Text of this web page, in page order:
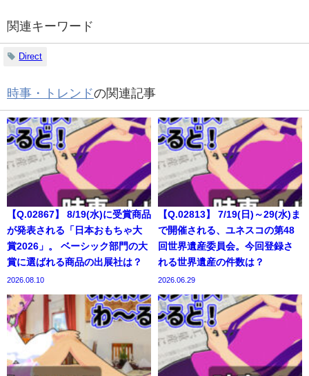
関連キーワード
Direct
時事・トレンドの関連記事
【Q.02867】 8/19(水)に受賞商品
が発表される「日本おもちゃ大
賞2026」。 ベーシック部門の大
賞に選ばれる商品の出展社は？
2026.08.10
【Q.02813】 7/19(日)～29(水)ま
で開催される、ユネスコの第48
回世界遺産委員会。今回登録さ
れる世界遺産の件数は？
2026.06.29